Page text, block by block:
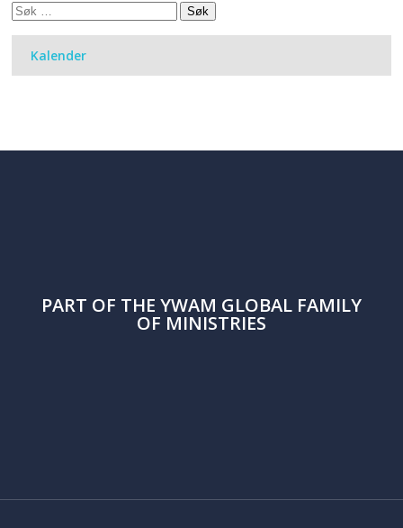
Søk
Kalender
PART OF THE YWAM GLOBAL FAMILY
OF MINISTRIES